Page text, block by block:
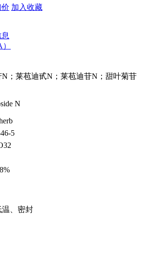
加入收藏
N；莱苞迪甙N；莱苞迪苷N；甜叶菊苷
N
5
温、密封